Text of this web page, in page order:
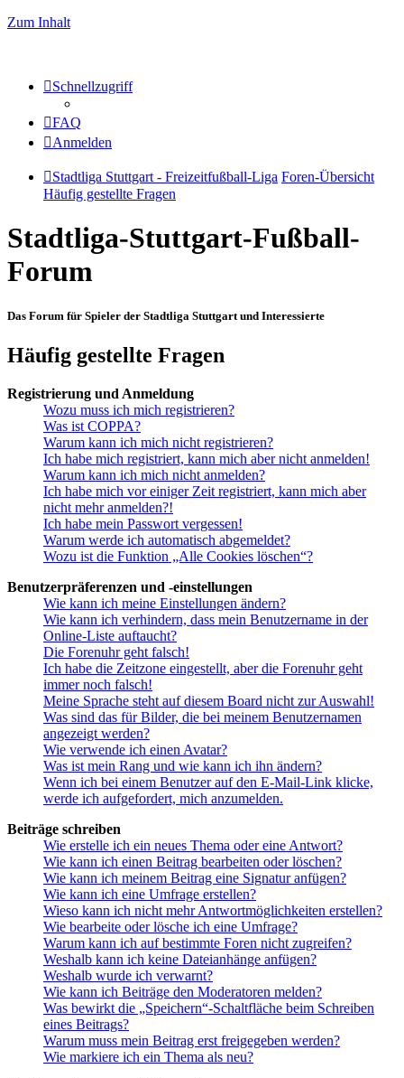
Zum Inhalt
Schnellzugriff
FAQ
Anmelden
Stadtliga Stuttgart - Freizeitfußball-Liga Foren-Übersicht
Häufig gestellte Fragen
Stadtliga-Stuttgart-Fußball-
Forum
Das Forum für Spieler der Stadtliga Stuttgart und Interessierte
Häufig gestellte Fragen
Registrierung und Anmeldung
Wozu muss ich mich registrieren?
Was ist COPPA?
Warum kann ich mich nicht registrieren?
Ich habe mich registriert, kann mich aber nicht anmelden!
Warum kann ich mich nicht anmelden?
Ich habe mich vor einiger Zeit registriert, kann mich aber
nicht mehr anmelden?!
Ich habe mein Passwort vergessen!
Warum werde ich automatisch abgemeldet?
Wozu ist die Funktion „Alle Cookies löschen“?
Benutzerpräferenzen und -einstellungen
Wie kann ich meine Einstellungen ändern?
Wie kann ich verhindern, dass mein Benutzername in der
Online-Liste auftaucht?
Die Forenuhr geht falsch!
Ich habe die Zeitzone eingestellt, aber die Forenuhr geht
immer noch falsch!
Meine Sprache steht auf diesem Board nicht zur Auswahl!
Was sind das für Bilder, die bei meinem Benutzernamen
angezeigt werden?
Wie verwende ich einen Avatar?
Was ist mein Rang und wie kann ich ihn ändern?
Wenn ich bei einem Benutzer auf den E-Mail-Link klicke,
werde ich aufgefordert, mich anzumelden.
Beiträge schreiben
Wie erstelle ich ein neues Thema oder eine Antwort?
Wie kann ich einen Beitrag bearbeiten oder löschen?
Wie kann ich meinem Beitrag eine Signatur anfügen?
Wie kann ich eine Umfrage erstellen?
Wieso kann ich nicht mehr Antwortmöglichkeiten erstellen?
Wie bearbeite oder lösche ich eine Umfrage?
Warum kann ich auf bestimmte Foren nicht zugreifen?
Weshalb kann ich keine Dateianhänge anfügen?
Weshalb wurde ich verwarnt?
Wie kann ich Beiträge den Moderatoren melden?
Was bewirkt die „Speichern“-Schaltfläche beim Schreiben
eines Beitrags?
Warum muss mein Beitrag erst freigegeben werden?
Wie markiere ich ein Thema als neu?